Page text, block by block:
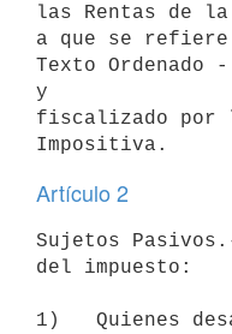
las Rentas de
a que se
Texto Ordenado
y
fiscalizado por
Artículo 2
Sujetos
del impuesto:
1)   Quienes